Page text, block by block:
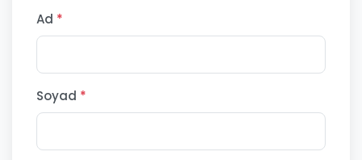
Ad *
Soyad *